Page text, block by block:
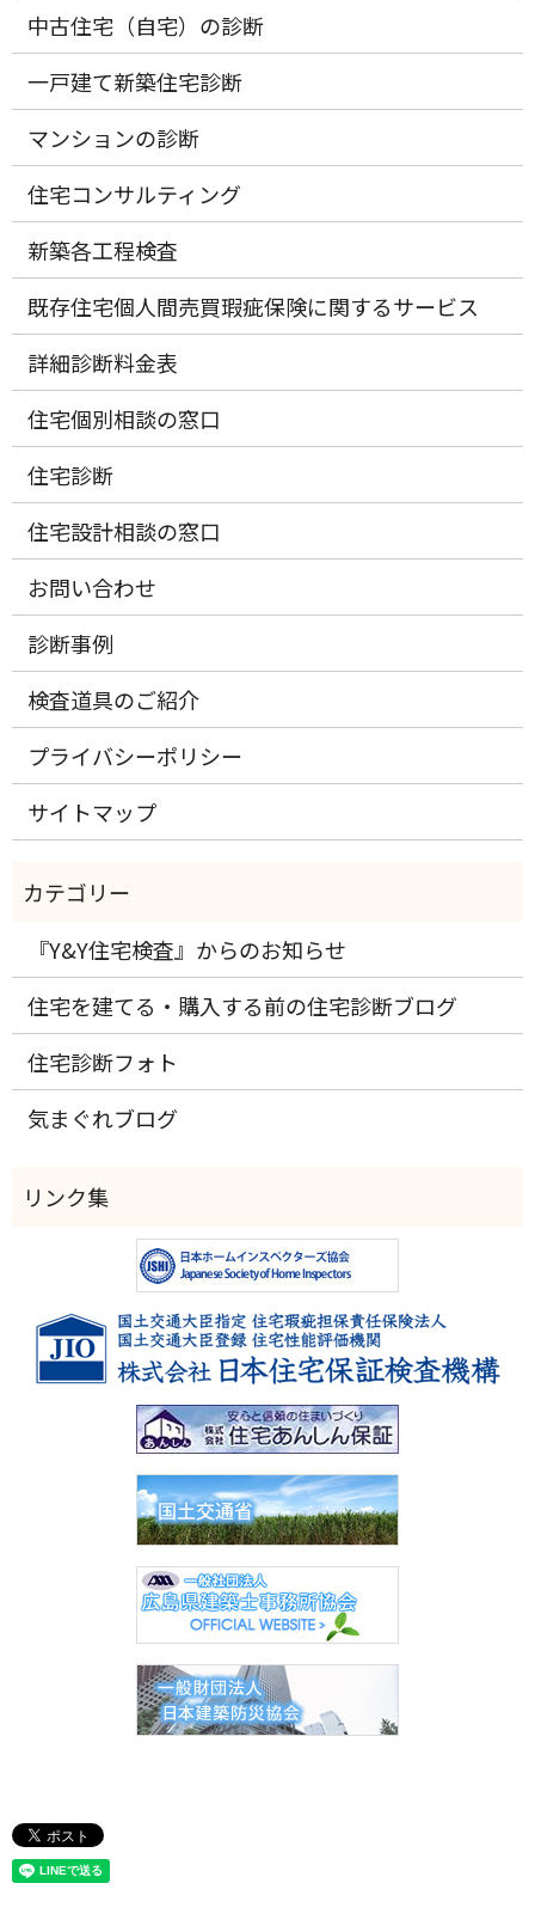
中古住宅（自宅）の診断
一戸建て新築住宅診断
マンションの診断
住宅コンサルティング
新築各工程検査
既存住宅個人間売買瑕疵保険に関するサービス
詳細診断料金表
住宅個別相談の窓口
住宅診断
住宅設計相談の窓口
お問い合わせ
診断事例
検査道具のご紹介
プライバシーポリシー
サイトマップ
『Y&Y住宅検査』からのお知らせ
住宅を建てる・購入する前の住宅診断ブログ
住宅診断フォト
気まぐれブログ